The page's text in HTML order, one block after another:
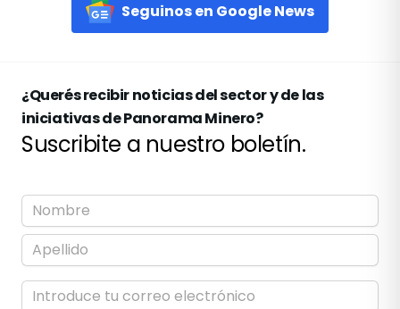
Seguinos en Google News
¿Querés recibir noticias del sector y de las
iniciativas de Panorama Minero?
Suscribite a nuestro boletín.